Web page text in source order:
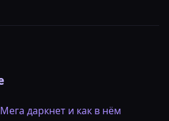
даркнет и как в нём